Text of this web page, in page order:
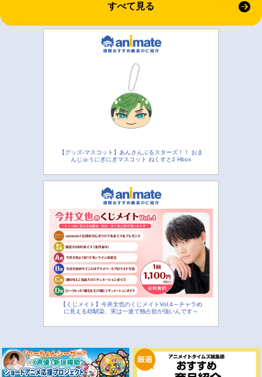
すべて見る
【グッズ-マスコット】あんさんぶるスターズ！！ おま
んじゅうにぎにぎマスコット ねくすと2 Hbox
【くじメイト】今井文也のくじメイトVol.4～チャラめ
に見える幼馴染、実は一途で独占欲が強いんです～